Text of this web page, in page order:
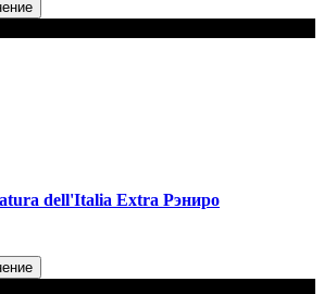
dell'Italia Extra Рэниро